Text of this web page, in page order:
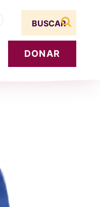
DONAR
Search term
buscar